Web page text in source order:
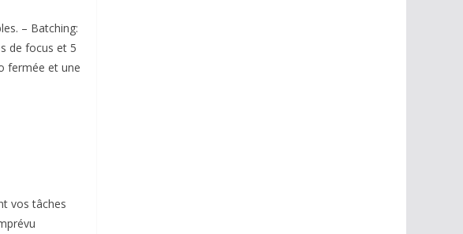
– Batching:
de focus et 5
fermée et une
vos tâches